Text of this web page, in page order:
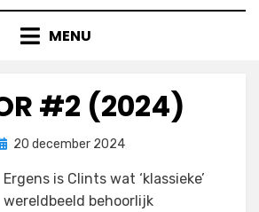
MENU
#2 (2024)
doorFilmofiel.nl
20 december 2024
Ergens is Clints wat ‘klassieke’
wereldbeeld behoorlijk